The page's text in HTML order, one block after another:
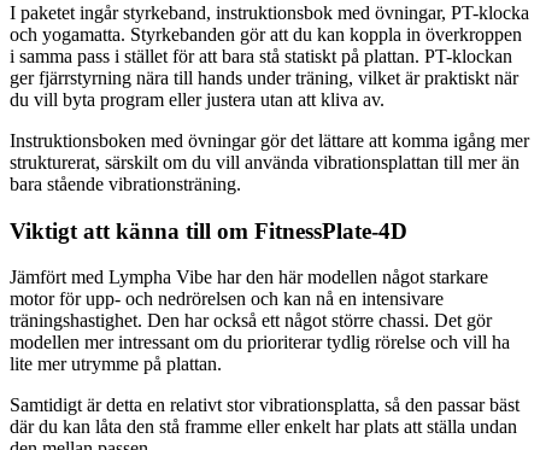
I paketet ingår styrkeband, instruktionsbok med övningar, PT-klocka
och yogamatta. Styrkebanden gör att du kan koppla in överkroppen
i samma pass i stället för att bara stå statiskt på plattan. PT-klockan
ger fjärrstyrning nära till hands under träning, vilket är praktiskt när
du vill byta program eller justera utan att kliva av.
Instruktionsboken med övningar gör det lättare att komma igång mer
strukturerat, särskilt om du vill använda vibrationsplattan till mer än
bara stående vibrationsträning.
Viktigt att känna till om FitnessPlate-4D
Jämfört med Lympha Vibe har den här modellen något starkare
motor för upp- och nedrörelsen och kan nå en intensivare
träningshastighet. Den har också ett något större chassi. Det gör
modellen mer intressant om du prioriterar tydlig rörelse och vill ha
lite mer utrymme på plattan.
Samtidigt är detta en relativt stor vibrationsplatta, så den passar bäst
där du kan låta den stå framme eller enkelt har plats att ställa undan